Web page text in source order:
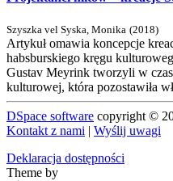
Szyszka vel Syska, Monika (2018)
Artykuł omawia koncepcje
habsburskiego kręgu
Gustav Meyrink tworzyli w
kulturowej, która pozostawiła
DSpace software copyright ©
Kontakt z nami | Wyślij uwagi
Deklaracja dostępności
Theme by